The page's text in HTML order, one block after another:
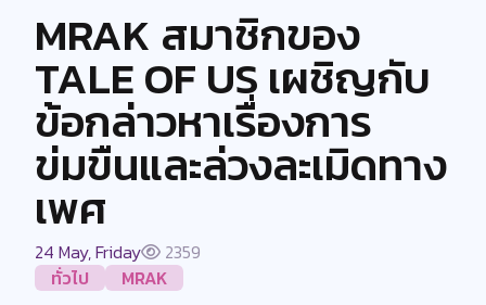
MRAK สมาชิกของ
TALE OF US เผชิญกับ
ข้อกล่าวหาเรื่องการ
ข่มขืนและล่วงละเมิดทาง
เพศ
24 May, Friday
2359
ทั่วไป
MRAK